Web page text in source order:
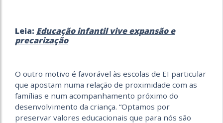
Leia: Educação infantil vive expansão e
precarização
O outro motivo é favorável às escolas de EI particular
que apostam numa relação de proximidade com as
famílias e num acompanhamento próximo do
desenvolvimento da criança. “Optamos por
preservar valores educacionais que para nós são